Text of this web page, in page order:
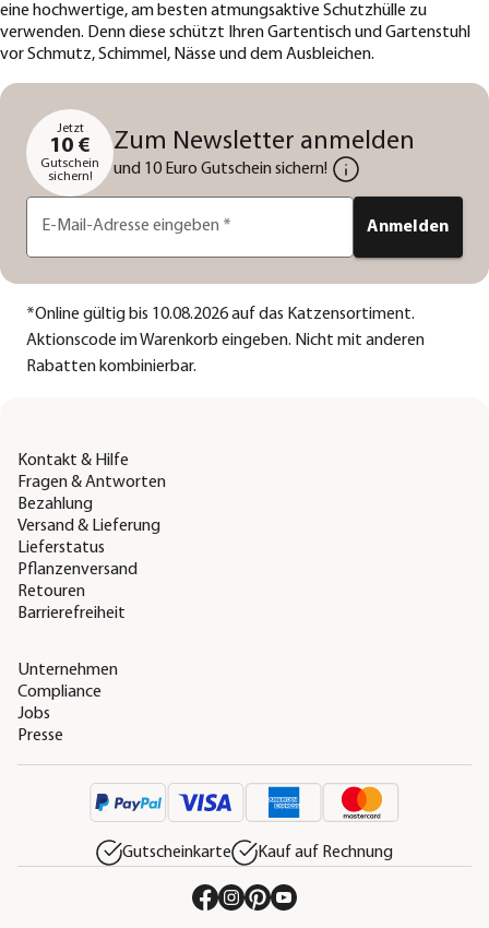
eine hochwertige, am besten atmungsaktive Schutzhülle zu
verwenden. Denn diese schützt Ihren Gartentisch und Gartenstuhl
vor Schmutz, Schimmel, Nässe und dem Ausbleichen.
Jetzt
10 €
Gutschein
sichern!
Zum Newsletter anmelden
und 10 Euro Gutschein sichern!
E-Mail-Adresse eingeben * Anmelden
*Online gültig bis 10.08.2026 auf das Katzensortiment.
Aktionscode im Warenkorb eingeben. Nicht mit anderen
Rabatten kombinierbar.
Kontakt & Hilfe
Fragen & Antworten
Bezahlung
Versand & Lieferung
Lieferstatus
Pflanzenversand
Retouren
Barrierefreiheit
Unternehmen
Compliance
Jobs
Presse
Gutscheinkarte Kauf auf Rechnung